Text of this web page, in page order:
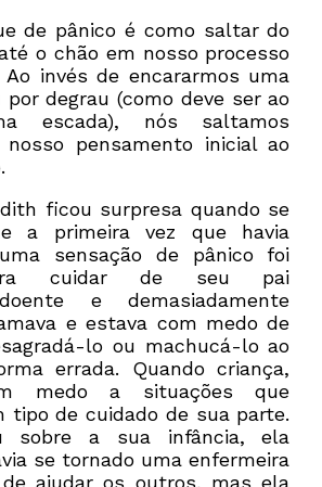
de pânico é como saltar do
o chão em nosso processo
invés de encararmos uma
por degrau (como deve ser ao
escada), nós saltamos
nosso pensamento inicial ao
ficou surpresa quando se
a primeira vez que havia
sensação de pânico foi
cuidar de seu pai
e demasiadamente
e estava com medo de
lo ou machucá-lo ao
errada. Quando criança,
medo a situações que
tipo de cuidado de sua parte.
sobre a sua infância, ela
se tornado uma enfermeira
ajudar os outros, mas ela